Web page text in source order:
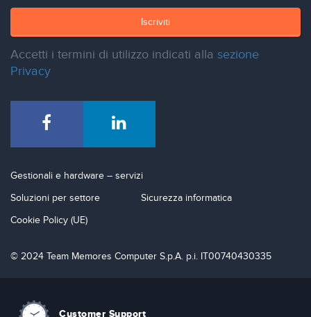
Iscriviti
Accetti i termini di utilizzo indicati alla sezione
Privacy
Gestionali e hardware – servizi
Soluzioni per settore
Sicurezza informatica
Cookie Policy (UE)
© 2024 Team Memores Computer S.p.A. p.i. IT00740430335
Customer Support